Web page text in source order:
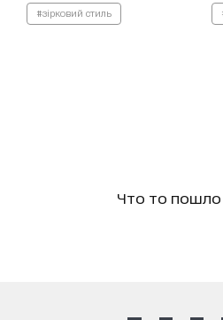
#зірковий стиль
Что то пошло